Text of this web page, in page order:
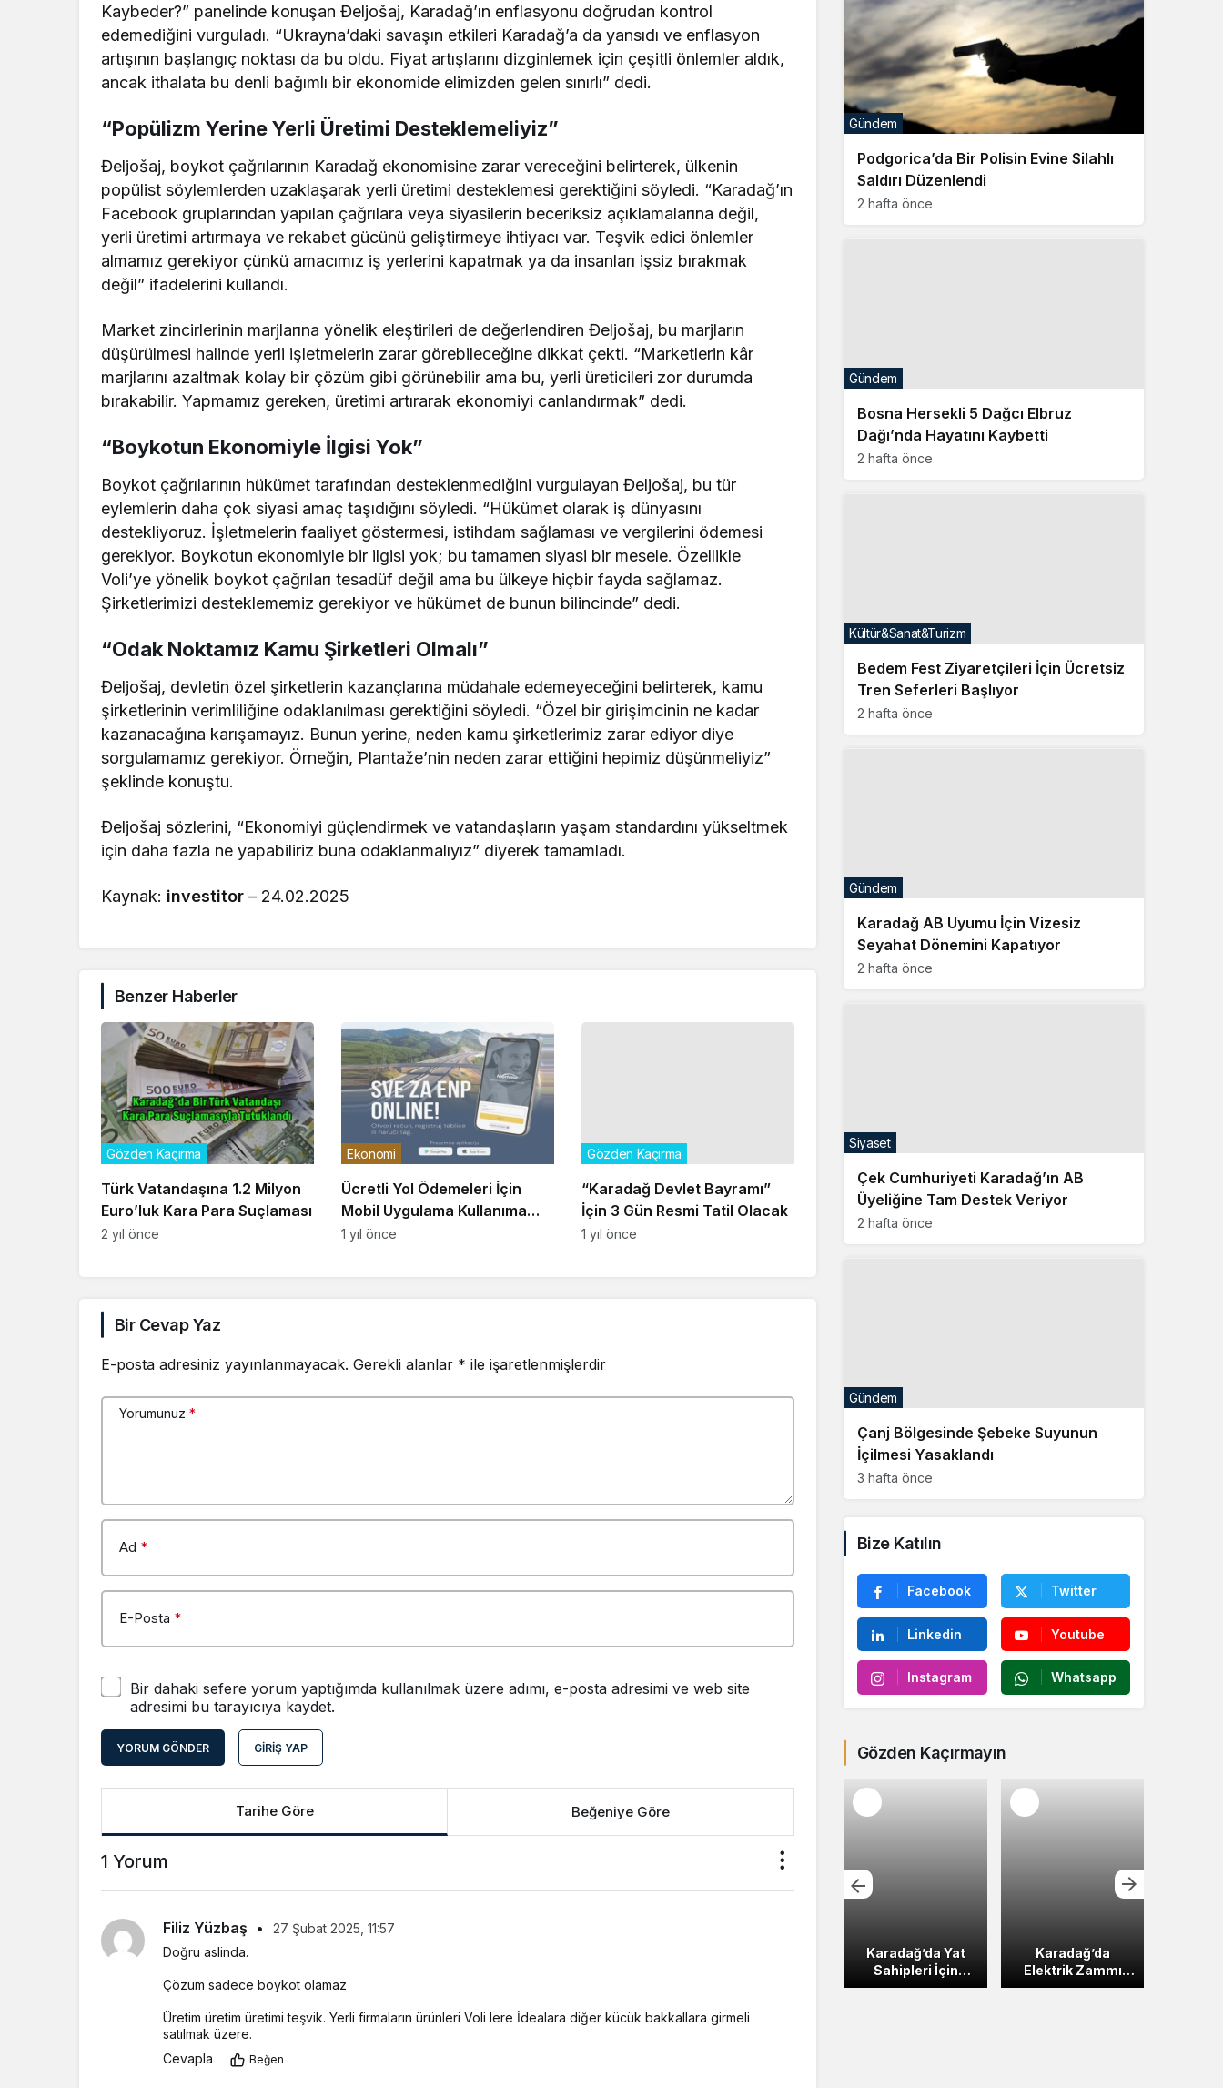
Kaybeder?” panelinde konuşan Đeljošaj, Karadağ’ın enflasyonu doğrudan kontrol
edemediğini vurguladı. “Ukrayna’daki savaşın etkileri Karadağ’a da yansıdı ve enflasyon
artışının başlangıç noktası da bu oldu. Fiyat artışlarını dizginlemek için çeşitli önlemler aldık,
ancak ithalata bu denli bağımlı bir ekonomide elimizden gelen sınırlı” dedi.
“Popülizm Yerine Yerli Üretimi Desteklemeliyiz”
Đeljošaj, boykot çağrılarının Karadağ ekonomisine zarar vereceğini belirterek, ülkenin
popülist söylemlerden uzaklaşarak yerli üretimi desteklemesi gerektiğini söyledi. “Karadağ’ın
Facebook gruplarından yapılan çağrılara veya siyasilerin beceriksiz açıklamalarına değil,
yerli üretimi artırmaya ve rekabet gücünü geliştirmeye ihtiyacı var. Teşvik edici önlemler
almamız gerekiyor çünkü amacımız iş yerlerini kapatmak ya da insanları işsiz bırakmak
değil” ifadelerini kullandı.
Market zincirlerinin marjlarına yönelik eleştirileri de değerlendiren Đeljošaj, bu marjların
düşürülmesi halinde yerli işletmelerin zarar görebileceğine dikkat çekti. “Marketlerin kâr
marjlarını azaltmak kolay bir çözüm gibi görünebilir ama bu, yerli üreticileri zor durumda
bırakabilir. Yapmamız gereken, üretimi artırarak ekonomiyi canlandırmak” dedi.
“Boykotun Ekonomiyle İlgisi Yok”
Boykot çağrılarının hükümet tarafından desteklenmediğini vurgulayan Đeljošaj, bu tür
eylemlerin daha çok siyasi amaç taşıdığını söyledi. “Hükümet olarak iş dünyasını
destekliyoruz. İşletmelerin faaliyet göstermesi, istihdam sağlaması ve vergilerini ödemesi
gerekiyor. Boykotun ekonomiyle bir ilgisi yok; bu tamamen siyasi bir mesele. Özellikle
Voli’ye yönelik boykot çağrıları tesadüf değil ama bu ülkeye hiçbir fayda sağlamaz.
Şirketlerimizi desteklememiz gerekiyor ve hükümet de bunun bilincinde” dedi.
“Odak Noktamız Kamu Şirketleri Olmalı”
Đeljošaj, devletin özel şirketlerin kazançlarına müdahale edemeyeceğini belirterek, kamu
şirketlerinin verimliliğine odaklanılması gerektiğini söyledi. “Özel bir girişimcinin ne kadar
kazanacağına karışamayız. Bunun yerine, neden kamu şirketlerimiz zarar ediyor diye
sorgulamamız gerekiyor. Örneğin, Plantaže’nin neden zarar ettiğini hepimiz düşünmeliyiz”
şeklinde konuştu.
Đeljošaj sözlerini, “Ekonomiyi güçlendirmek ve vatandaşların yaşam standardını yükseltmek
için daha fazla ne yapabiliriz buna odaklanmalıyız” diyerek tamamladı.
Kaynak: investitor – 24.02.2025
Benzer Haberler
Türk Vatandaşına 1.2 Milyon
Euro’luk Kara Para Suçlaması
Gözden Kaçırma
2 yıl önce
Ücretli Yol Ödemeleri İçin
Mobil Uygulama Kullanıma
Açıldı
Ekonomi
1 yıl önce
“Karadağ Devlet Bayramı”
İçin 3 Gün Resmi Tatil Olacak
Gözden Kaçırma
1 yıl önce
Bir Cevap Yaz
E-posta adresiniz yayınlanmayacak. Gerekli alanlar * ile işaretlenmişlerdir
Yorumunuz *
Ad *
E-Posta *
Bir dahaki sefere yorum yaptığımda kullanılmak üzere adımı, e-posta adresimi ve web site
adresimi bu tarayıcıya kaydet.
YORUM GÖNDER GIRIŞ YAP
Tarihe Göre Beğeniye Göre
1 Yorum
Filiz Yüzbaş •
27 Şubat 2025, 11:57
Doğru aslinda.
Çözum sadece boykot olamaz
Üretim üretim üretimi teşvik. Yerli firmaların ürünleri Voli lere İdealara diğer kücük bakkallara girmeli
satılmak üzere.
Cevapla
Beğen
Podgorica’da Bir Polisin Evine Silahlı
Saldırı Düzenlendi
2 hafta önce
Gündem
Bosna Hersekli 5 Dağcı Elbruz
Dağı’nda Hayatını Kaybetti
2 hafta önce
Gündem
Bedem Fest Ziyaretçileri İçin Ücretsiz
Tren Seferleri Başlıyor
2 hafta önce
Kültür&Sanat&Turizm
Karadağ AB Uyumu İçin Vizesiz
Seyahat Dönemini Kapatıyor
2 hafta önce
Gündem
Çek Cumhuriyeti Karadağ’ın AB
Üyeliğine Tam Destek Veriyor
2 hafta önce
Siyaset
Çanj Bölgesinde Şebeke Suyunun
İçilmesi Yasaklandı
3 hafta önce
Gündem
Bize Katılın
Facebook Twitter
Linkedin Youtube
Instagram Whatsapp
Gözden Kaçırmayın
Başlattı
Karadağ’da Yat
Sahipleri İçin
Akaryakıtta ÖTV
Karadağ’da
Elektrik Zammı
Yerine İndirim